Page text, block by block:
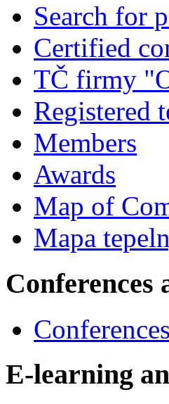
Search for
Certified
TČ firmy
Registered
Members
Awards
Map of
Mapa
Conferences
E-learning